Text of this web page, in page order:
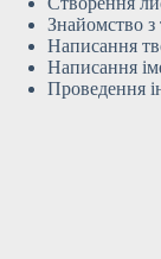
Знайомство з
Написання
Написання
Проведення